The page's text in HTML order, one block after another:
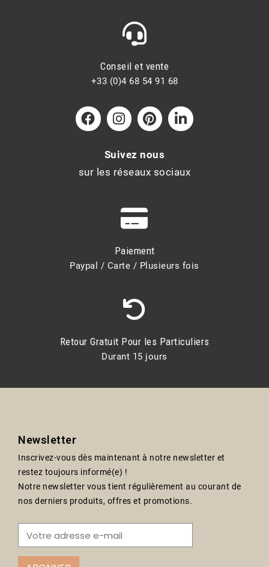
Conseil et vente
+33 (0)4 68 54 91 68
Suivez nous
sur les réseaux sociaux
Paiement
Paypal / Carte / Plusieurs fois
Retour Gratuit Pour les Particuliers
Durant 15 jours
Newsletter
Inscrivez-vous dès maintenant à notre newsletter et
restez toujours informé(e) !
Notre newsletter vous tient régulièrement au courant de
nos derniers produits, offres et promotions.